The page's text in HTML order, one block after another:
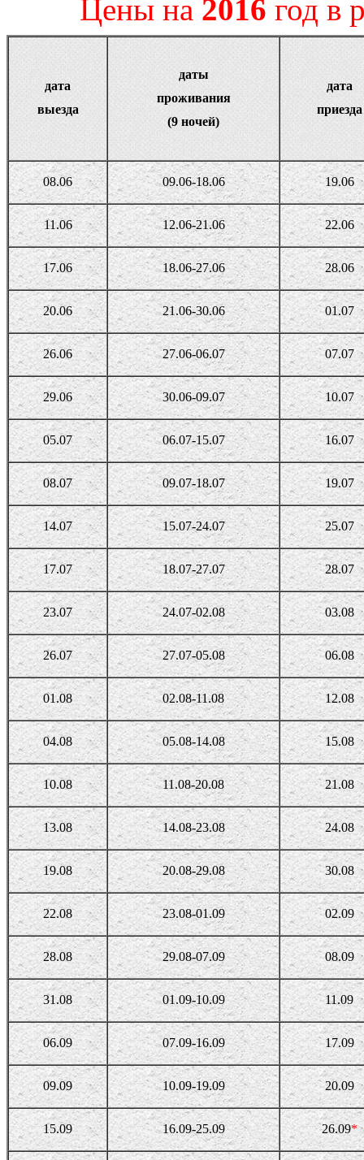
Цены на 2016 год в
дата
выезда
даты
проживания
(9 ночей)
дата
приезда
08.06 09.06-18.06 19.06
11.06 12.06-21.06 22.06
17.06 18.06-27.06 28.06
20.06 21.06-30.06 01.07
26.06 27.06-06.07 07.07
29.06 30.06-09.07 10.07
05.07 06.07-15.07 16.07
08.07 09.07-18.07 19.07
14.07 15.07-24.07 25.07
17.07 18.07-27.07 28.07
23.07 24.07-02.08 03.08
26.07 27.07-05.08 06.08
01.08 02.08-11.08 12.08
04.08 05.08-14.08 15.08
10.08 11.08-20.08 21.08
13.08 14.08-23.08 24.08
19.08 20.08-29.08 30.08
22.08 23.08-01.09 02.09
28.08 29.08-07.09 08.09
31.08 01.09-10.09 11.09
06.09 07.09-16.09 17.09
09.09 10.09-19.09 20.09
15.09 16.09-25.09 26.09*